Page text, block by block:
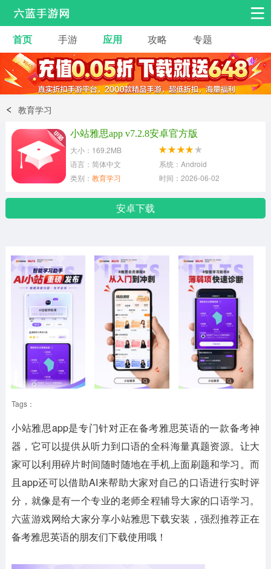
安卓手游 手游工具
热门手游 角色扮演 益智休闲
动作射击
冒险解谜 经营养成
体育竞技
首页 手游 应用 攻略 专题
教育学习
小站雅思app v7.2.8安卓官方版
大小：169.2MB
语言：简体中文
系统：Android
类别： 教育学习 时间：2026-06-02
安卓下载
Tags：
小站雅思app是专门针对正在备考雅思英语的一款备考神
器，它可以提供从听力到口语的全科海量真题资源。让大
家可以利用碎片时间随时随地在手机上面刷题和学习。而
且app还可以借助AI来帮助大家对自己的口语进行实时评
分，就像是有一个专业的老师全程辅导大家的口语学习。
六蓝游戏网给大家分享小站雅思下载安装，强烈推荐正在
备考雅思英语的朋友们下载使用哦！